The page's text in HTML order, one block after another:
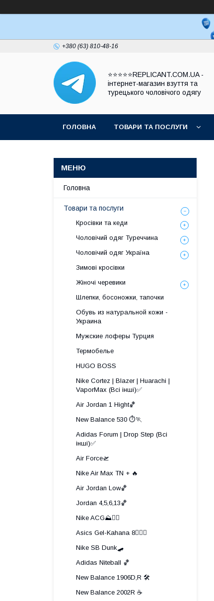
+380 (63) 810-48-16
⭐⭐⭐⭐⭐REPLICANT.COM.UA -
інтернет-магазин взуття та
турецького чоловічого одягу
ГОЛОВНА ТОВАРИ ТА ПОСЛУГИ
Головна
Товари та послуги
Кросівки та кеди
Чоловічий одяг Туреччина
Чоловічий одяг Україна
Зимові кросівки
Жіночі черевики
Шлепки, босоножки, тапочки
Обувь из натуральной кожи -
Украина
Мужские лоферы Турция
Термобелье
HUGO BOSS
Nike Cortez | Blazer | Huarachi |
VaporMax (Всі інші)✅
Air Jordan 1 Hight🏀
New Balance 530 ⏱️🏃
Adidas Forum | Drop Step (Всі
інші)✅
Air Force🛫
Nike Air Max TN + 🔥
Air Jordan Low🏀
Jordan 4,5,6,13🏀
Nike ACG⛰️🧗‍♀️
Asics Gel-Kahana 8🏃🏼‍♂️
Nike SB Dunk🛹
Adidas Niteball 🏀
New Balance 1906D,R 🛠️
New Balance 2002R ☕